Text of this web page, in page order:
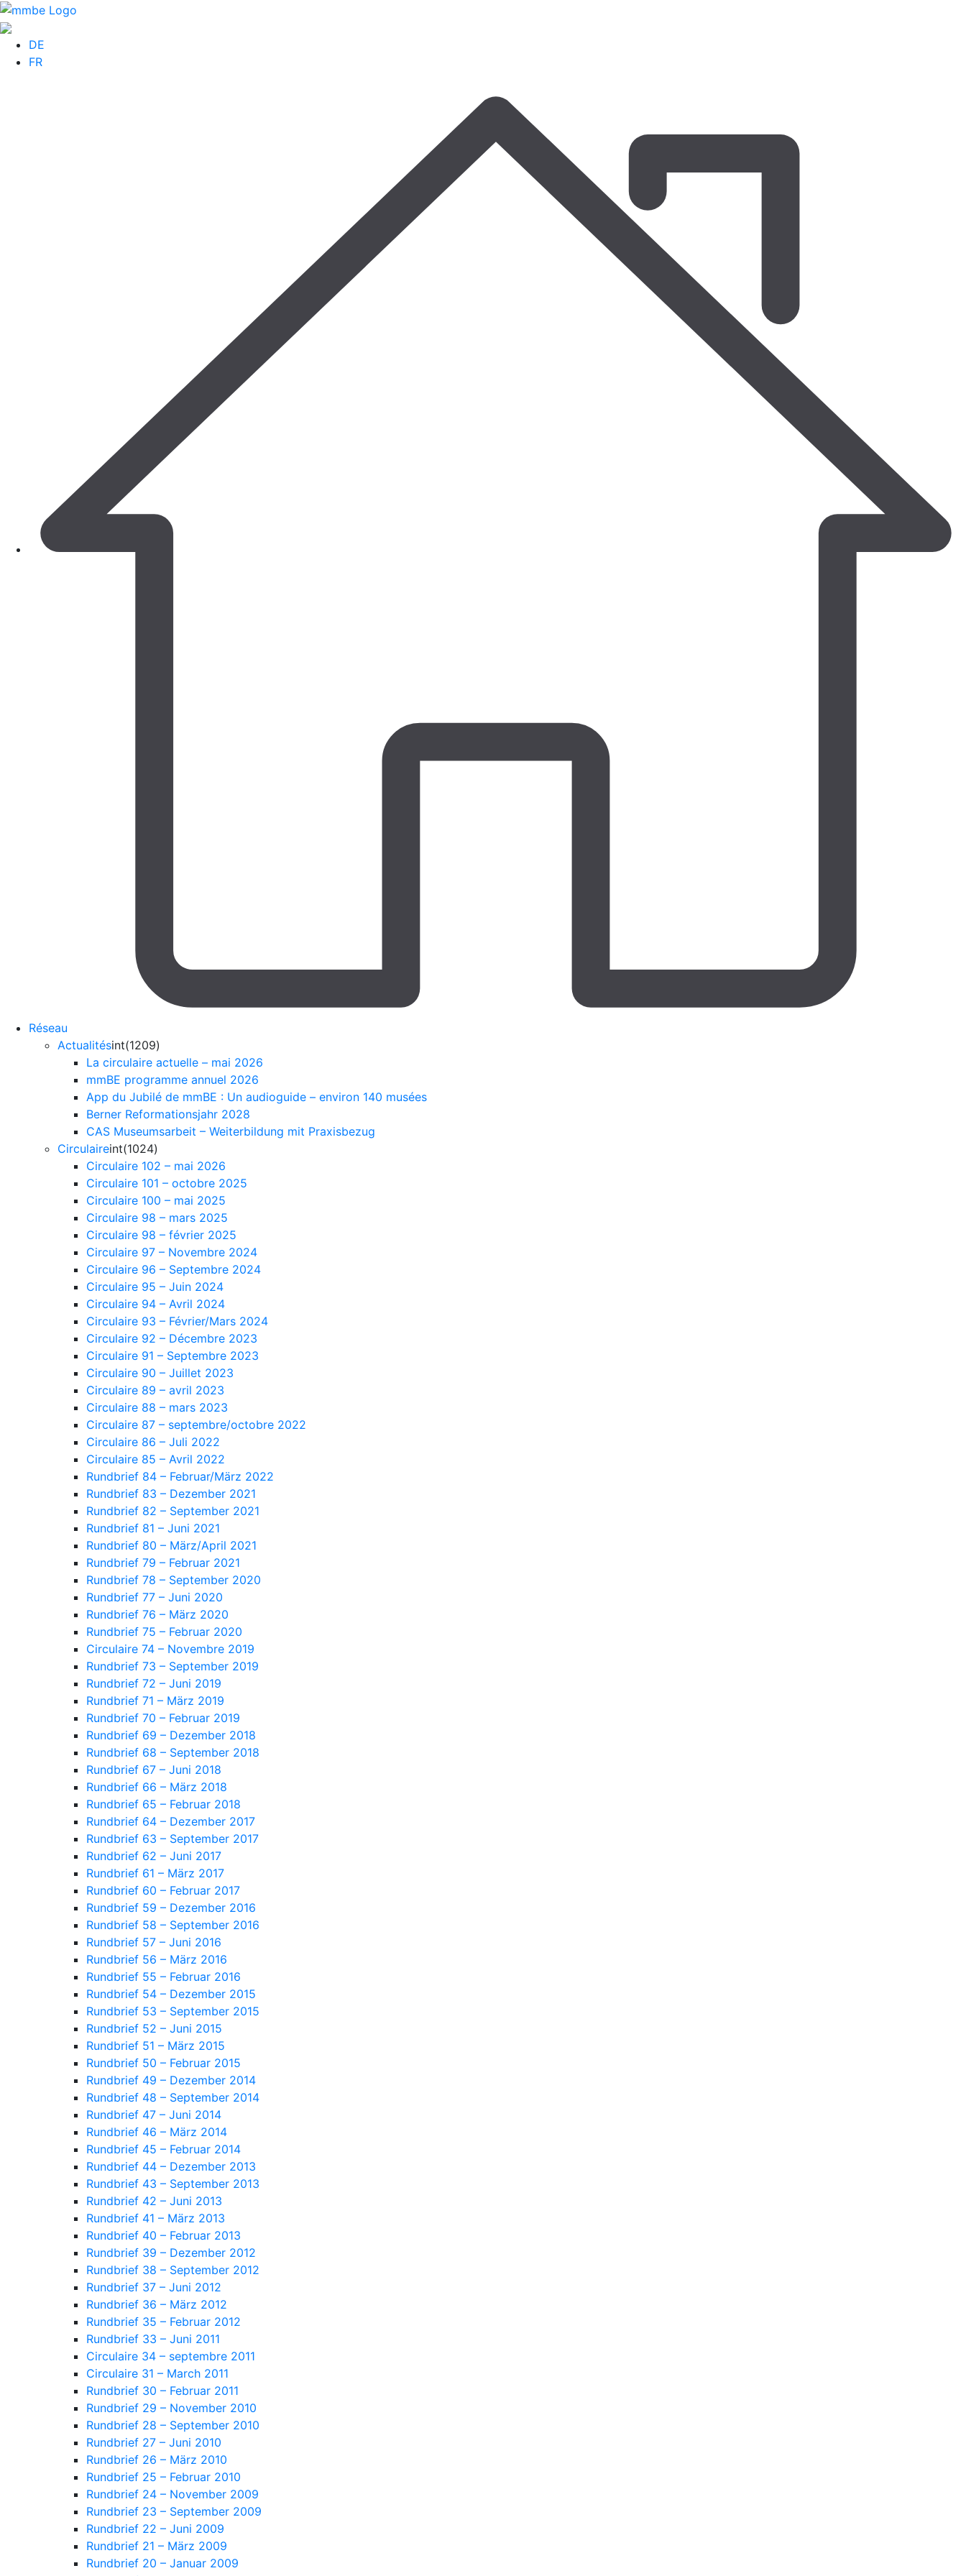
DE
FR
Réseau
Actualitésint(1209)
La circulaire actuelle – mai 2026
mmBE programme annuel 2026
App du Jubilé de mmBE : Un audioguide – environ 140 musées
Berner Reformationsjahr 2028
CAS Museumsarbeit – Weiterbildung mit Praxisbezug
Circulaireint(1024)
Circulaire 102 – mai 2026
Circulaire 101 – octobre 2025
Circulaire 100 – mai 2025
Circulaire 98 – mars 2025
Circulaire 98 – février 2025
Circulaire 97 – Novembre 2024
Circulaire 96 – Septembre 2024
Circulaire 95 – Juin 2024
Circulaire 94 – Avril 2024
Circulaire 93 – Février/Mars 2024
Circulaire 92 – Décembre 2023
Circulaire 91 – Septembre 2023
Circulaire 90 – Juillet 2023
Circulaire 89 – avril 2023
Circulaire 88 – mars 2023
Circulaire 87 – septembre/octobre 2022
Circulaire 86 – Juli 2022
Circulaire 85 – Avril 2022
Rundbrief 84 – Februar/März 2022
Rundbrief 83 – Dezember 2021
Rundbrief 82 – September 2021
Rundbrief 81 – Juni 2021
Rundbrief 80 – März/April 2021
Rundbrief 79 – Februar 2021
Rundbrief 78 – September 2020
Rundbrief 77 – Juni 2020
Rundbrief 76 – März 2020
Rundbrief 75 – Februar 2020
Circulaire 74 – Novembre 2019
Rundbrief 73 – September 2019
Rundbrief 72 – Juni 2019
Rundbrief 71 – März 2019
Rundbrief 70 – Februar 2019
Rundbrief 69 – Dezember 2018
Rundbrief 68 – September 2018
Rundbrief 67 – Juni 2018
Rundbrief 66 – März 2018
Rundbrief 65 – Februar 2018
Rundbrief 64 – Dezember 2017
Rundbrief 63 – September 2017
Rundbrief 62 – Juni 2017
Rundbrief 61 – März 2017
Rundbrief 60 – Februar 2017
Rundbrief 59 – Dezember 2016
Rundbrief 58 – September 2016
Rundbrief 57 – Juni 2016
Rundbrief 56 – März 2016
Rundbrief 55 – Februar 2016
Rundbrief 54 – Dezember 2015
Rundbrief 53 – September 2015
Rundbrief 52 – Juni 2015
Rundbrief 51 – März 2015
Rundbrief 50 – Februar 2015
Rundbrief 49 – Dezember 2014
Rundbrief 48 – September 2014
Rundbrief 47 – Juni 2014
Rundbrief 46 – März 2014
Rundbrief 45 – Februar 2014
Rundbrief 44 – Dezember 2013
Rundbrief 43 – September 2013
Rundbrief 42 – Juni 2013
Rundbrief 41 – März 2013
Rundbrief 40 – Februar 2013
Rundbrief 39 – Dezember 2012
Rundbrief 38 – September 2012
Rundbrief 37 – Juni 2012
Rundbrief 36 – März 2012
Rundbrief 35 – Februar 2012
Rundbrief 33 – Juni 2011
Circulaire 34 – septembre 2011
Circulaire 31 – March 2011
Rundbrief 30 – Februar 2011
Rundbrief 29 – November 2010
Rundbrief 28 – September 2010
Rundbrief 27 – Juni 2010
Rundbrief 26 – März 2010
Rundbrief 25 – Februar 2010
Rundbrief 24 – November 2009
Rundbrief 23 – September 2009
Rundbrief 22 – Juni 2009
Rundbrief 21 – März 2009
Rundbrief 20 – Januar 2009